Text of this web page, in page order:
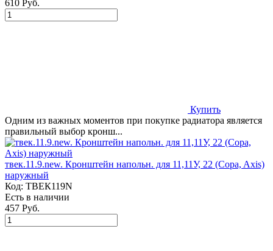
610 Руб.
Купить
Одним из важных моментов при покупке радиатора является
правильный выбор кронш...
твек.11.9.new. Кронштейн напольн. для 11,11У, 22 (Copa, Axis)
наружный
Код: ТВЕК119N
Есть в наличии
457 Руб.